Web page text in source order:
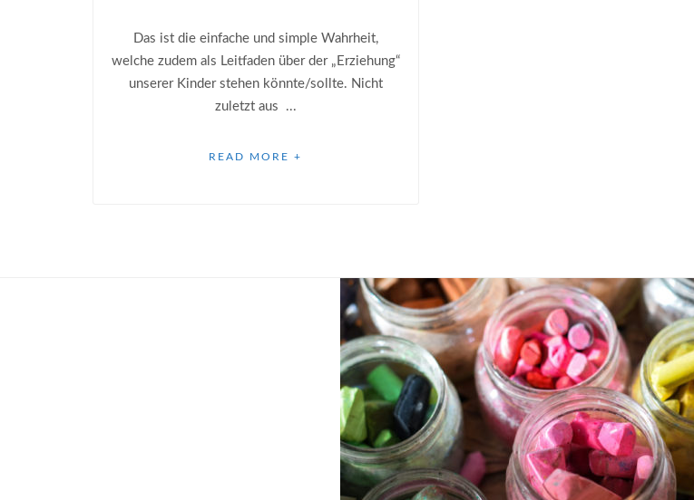
Das ist die einfache und simple Wahrheit,
welche zudem als Leitfaden über der „Erziehung“
unserer Kinder stehen könnte/sollte. Nicht
zuletzt aus ...
READ MORE +